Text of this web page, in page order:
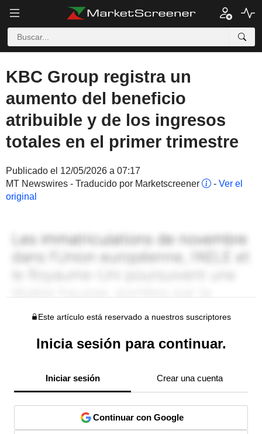
KBC Group registra un
aumento del beneficio
atribuible y de los ingresos
totales en el primer trimestre
Publicado el 12/05/2026 a 07:17
MT Newswires - Traducido por Marketscreener
- Ver el
original
Este artículo está reservado a nuestros suscriptores
Inicia sesión para continuar.
Iniciar sesión Crear una cuenta
Continuar con Google